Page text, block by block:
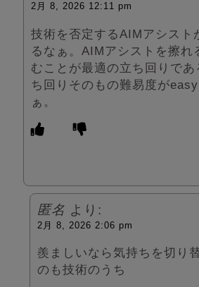
2月 8, 2026 12:11 pm
技術を否定するAIMアシスト
るなぁ。AIMアシストを擦れ
むことが最適の立ち回りであ
ち回りそのもの難易度が
ぁ。
匿名 より:
2月 8, 2026 2:06 pm
羨ましいなら気持ちを切り
のも技術のうち